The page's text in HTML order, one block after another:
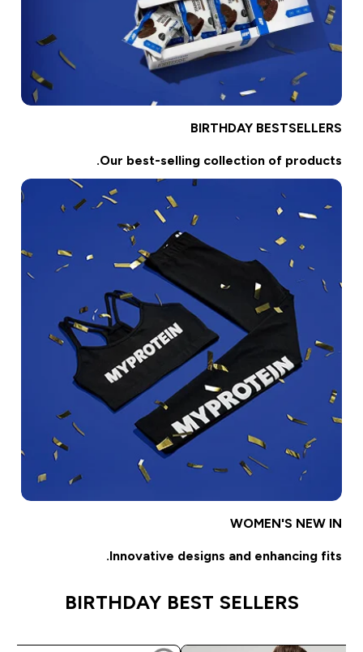
BIRTHDAY BESTSELLERS
Our best-selling collection of products.
WOMEN'S NEW IN
Innovative designs and enhancing fits.
BIRTHDAY BEST SELLERS